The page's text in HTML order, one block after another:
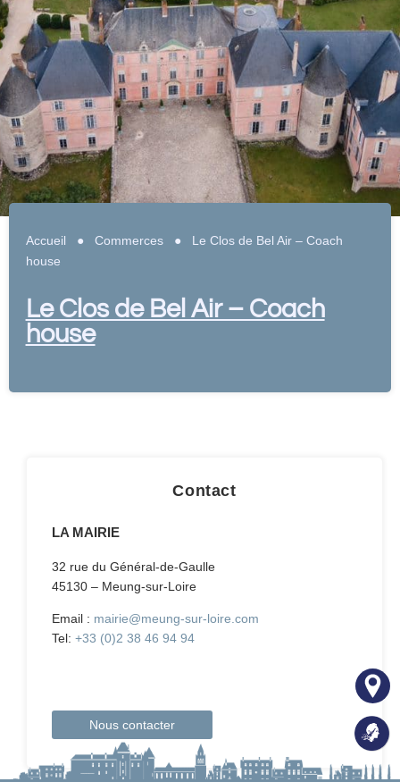
Accueil ● Commerces● Le Clos de Bel Air – Coach
house
Le Clos de Bel Air – Coach
house
Contact
LA MAIRIE
32 rue du Général-de-Gaulle
45130 – Meung-sur-Loire
Email : mairie@meung-sur-loire.com
Tel: +33 (0)2 38 46 94 94
Nous contacter